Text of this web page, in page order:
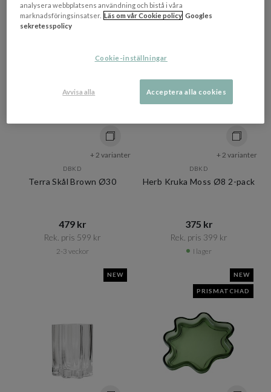
NEW
PRISMATCHAD
+ 2 varianter
DBKD
Terra Skål Brown Ø30
479 kr​​
Rek. pris 599 kr​​
2-3 veckor
+ 2 varianter
DBKD
Herb Kruka Moss Ø8 2-pack
375 kr​​
Rek. pris 399 kr​​
I lager
NEW NEW
PRISMATCHAD
analysera webbplatsens användning och bistå i våra
marknadsföringsinsatser. Läs om vår Cookie policy Googles
sekretesspolicy
Cookie-inställningar
Avvisa alla Acceptera alla cookies